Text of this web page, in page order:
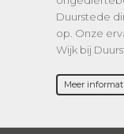
Duurstede
op. Onze
Wijk bij
Meer